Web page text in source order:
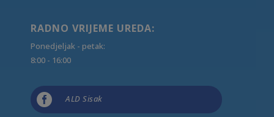
RADNO VRIJEME UREDA:
Ponedjeljak - petak:
8:00 - 16:00
 ALD Sisak